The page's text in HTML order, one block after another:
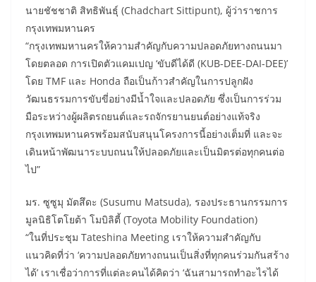
นายชัชชาติ สิทธิพันธุ์ (Chadchart Sittipunt), ผู้ว่าราชการ
กรุงเทพมหานคร
“กรุงเทพมหานครให้ความสำคัญกับความปลอดภัยทางถนนมา
โดยตลอด การเปิดตัวแคมเปญ ‘ขับดีได้ดี (KUB-DEE-DAI-DEE)’
โดย TMF และ Honda ถือเป็นก้าวสำคัญในการปลูกฝัง
วัฒนธรรมการขับขี่อย่างมีน้ำใจและปลอดภัย ซึ่งเป็นการร่วม
มือระหว่างผู้ผลิตรถยนต์และรถจักรยานยนต์อย่างแท้จริง
กรุงเทพมหานครพร้อมสนับสนุนโครงการนี้อย่างเต็มที่ และจะ
เดินหน้าพัฒนาระบบถนนให้ปลอดภัยและเป็นมิตรต่อทุกคนต่อ
ไป”
มร. ซูซูมุ มัตสึดะ (Susumu Matsuda), รองประธานกรรมการ
มูลนิธิโตโยต้า โมบิลิตี้ (Toyota Mobility Foundation)
“ในที่ประชุม Tateshina Meeting เราให้ความสำคัญกับ
แนวคิดที่ว่า ‘ความปลอดภัยทางถนนเป็นสิ่งที่ทุกคนร่วมกันสร้าง
ได้’ เราเชื่อว่าการที่แต่ละคนได้คิดว่า ‘ฉันสามารถทำอะไรได้